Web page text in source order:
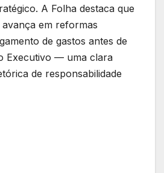
A Folha destaca que
em reformas
de gastos antes de
Executivo — uma clara
de responsabilidade